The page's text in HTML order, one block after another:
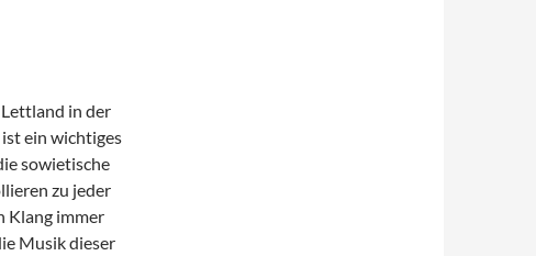
in der
ein wichtiges
sowietische
zu jeder
Klang immer
Musik dieser